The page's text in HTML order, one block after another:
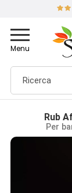
Toggle
Menu
Rub
Per